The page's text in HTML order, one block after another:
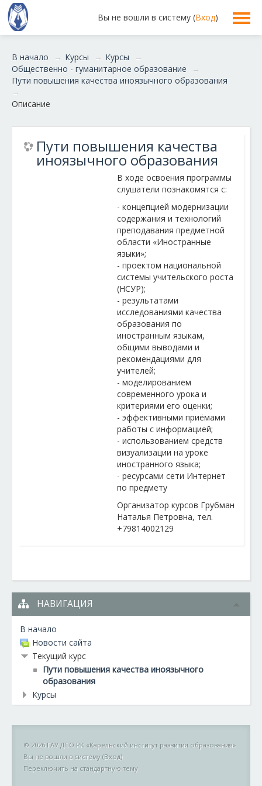
Вы не вошли в систему (Вход)
В начало → Курсы → Курсы
→
Общественно - гуманитарное образование
→
Пути повышения качества иноязычного образования
→
Описание
Пути повышения качества
иноязычного образования
В ходе освоения программы
слушатели познакомятся с:
- концепцией модернизации
содержания и технологий
преподавания предметной
области «Иностранные
языки»;
- проектом национальной
системы учительского роста
(НСУР);
- результатами
исследованиями качества
образования по
иностранным языкам,
общими выводами и
рекомендациями для
учителей;
- моделированием
современного урока и
критериями его оценки;
- эффективными приёмами
работы с информацией;
- использованием средств
визуализации на уроке
иностранного языка;
- ресурсами сети Интернет
по предмету
Организатор курсов Грубман
Наталья Петровна, тел.
+79814002129
НАВИГАЦИЯ
В начало
Новости сайта
Текущий курс
Пути повышения качества иноязычного
образования
Курсы
© 2026 ГАУ ДПО РК «Карельский институт развития образования»
Вы не вошли в систему (Вход)
Переключить на стандартную тему